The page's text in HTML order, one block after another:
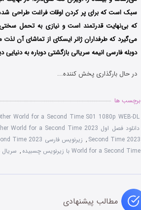
سبک است که برای پر کردن اوقات فراغت طراحی
که بی‌نهایت قدرتمند است و نیازی به تحمل سختی
می‌گیرد که طرفداران ژانر ایسکای از تماشای آن لذت
دوبله فارسی انیمه سریالی بازگشتی دوباره به
در حال بارگذاری پخش کننده...
برچسب ها
World for a Second Time S01 1080p WEB-DL
دانلود فصل اول Summoned to Another World for a Second Time 2023
Second Time 2023
, زیرنویس فارسی Summoned to Another World for a Second Time 2023
World for a Second Time با زیرنویس چسبیده
, سریال
مطالب پیشنهادی